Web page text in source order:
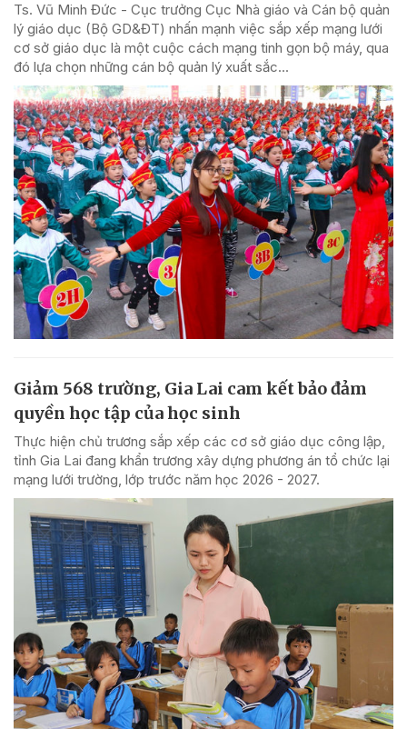
Ts. Vũ Minh Đức - Cục trưởng Cục Nhà giáo và Cán bộ quản
lý giáo dục (Bộ GD&ĐT) nhấn mạnh việc sắp xếp mạng lưới
cơ sở giáo dục là một cuộc cách mạng tinh gọn bộ máy, qua
đó lựa chọn những cán bộ quản lý xuất sắc...
Giảm 568 trường, Gia Lai cam kết bảo đảm
quyền học tập của học sinh
Thực hiện chủ trương sắp xếp các cơ sở giáo dục công lập,
tỉnh Gia Lai đang khẩn trương xây dựng phương án tổ chức lại
mạng lưới trường, lớp trước năm học 2026 - 2027.